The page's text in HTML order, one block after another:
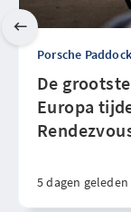
Porsche
De
Europa
5 dagen geleden